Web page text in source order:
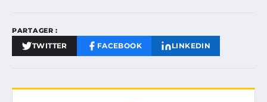
PARTAGER :
TWITTER FACEBOOK LINKEDIN